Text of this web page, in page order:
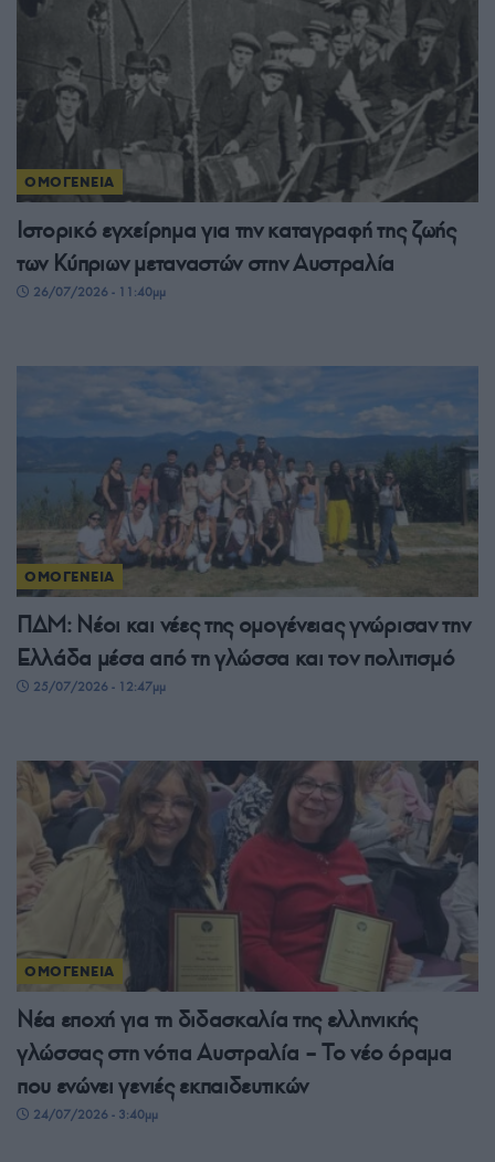
ΟΜΟΓΕΝΕΙΑ
Ιστορικό εγχείρημα για την καταγραφή της ζωής
των Κύπριων μεταναστών στην Αυστραλία
26/07/2026 - 11:40μμ
ΟΜΟΓΕΝΕΙΑ
ΠΔΜ: Νέοι και νέες της ομογένειας γνώρισαν την
Ελλάδα μέσα από τη γλώσσα και τον πολιτισμό
25/07/2026 - 12:47μμ
ΟΜΟΓΕΝΕΙΑ
Νέα εποχή για τη διδασκαλία της ελληνικής
γλώσσας στη νότια Αυστραλία – Το νέο όραμα
που ενώνει γενιές εκπαιδευτικών
24/07/2026 - 3:40μμ